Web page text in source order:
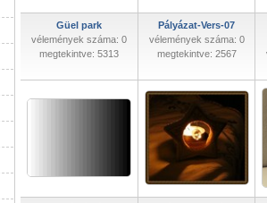
Güel park
vélemények száma: 0
megtekintve: 5313
Pályázat-Vers-07
vélemények száma: 0
megtekintve: 2567